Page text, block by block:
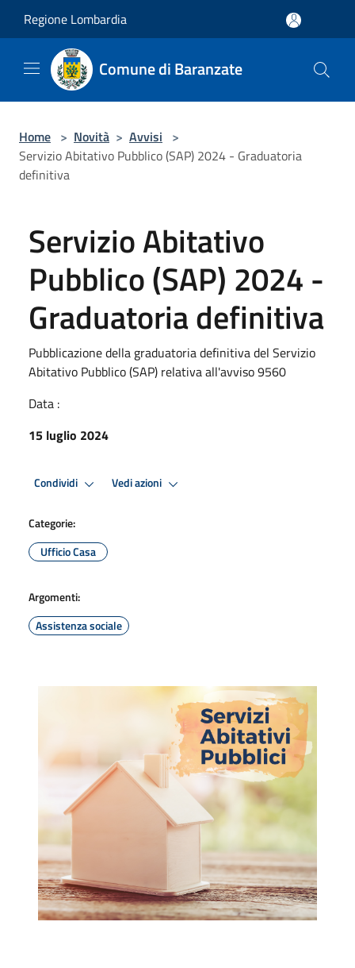
Regione Lombardia
Comune di Baranzate
Home > Novità > Avvisi >
Servizio Abitativo Pubblico (SAP) 2024 - Graduatoria
definitiva
Servizio Abitativo
Pubblico (SAP) 2024 -
Graduatoria definitiva
Pubblicazione della graduatoria definitiva del Servizio
Abitativo Pubblico (SAP) relativa all'avviso 9560
Data :
15 luglio 2024
Condividi Vedi azioni
Categorie:
Ufficio Casa
Argomenti:
Assistenza sociale